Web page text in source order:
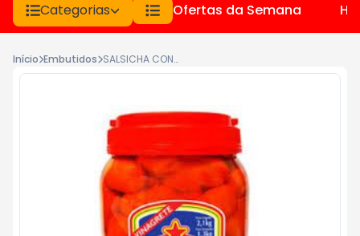
Categorias Ofertas da Semana
Início Embutidos SALSICHA CONSERVA APERITIVO 2 KG SAO LUIZ